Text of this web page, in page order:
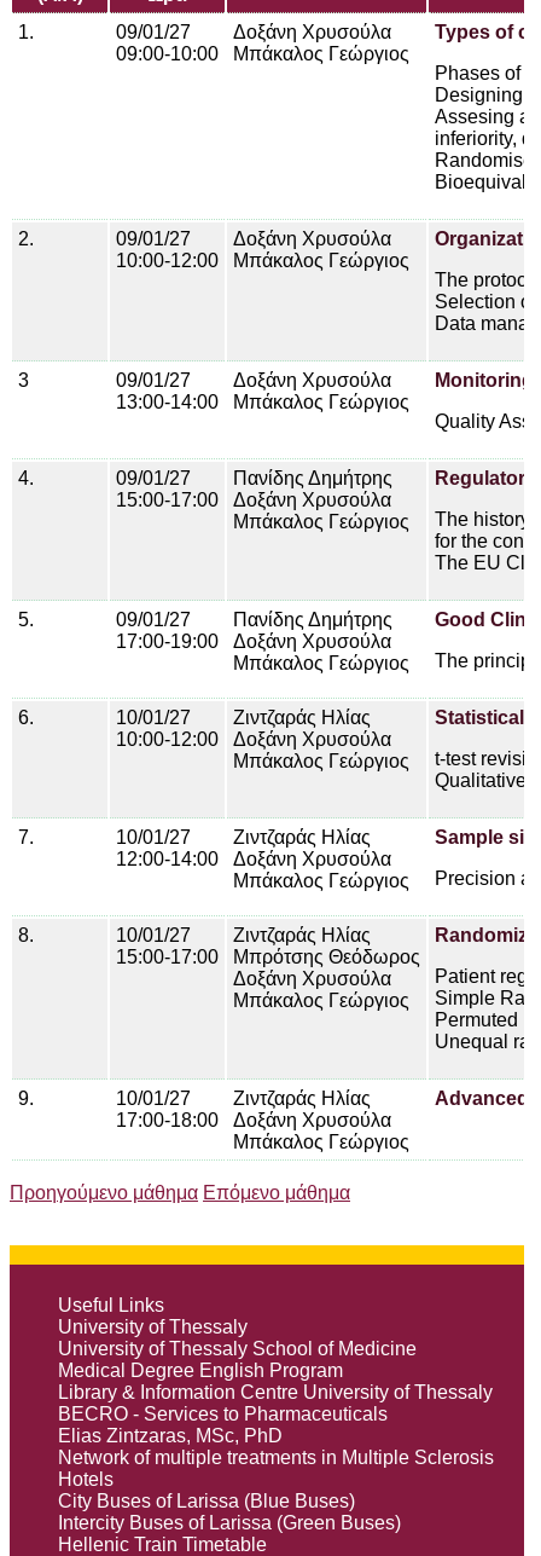
1.
09/01/27
09:00-10:00
Δοξάνη Χρυσούλα
Μπάκαλος Γεώργιος
Types of
Phases of
Designing
Assesing
inferiority,
2.
09/01/27
10:00-12:00
Δοξάνη Χρυσούλα
Μπάκαλος Γεώργιος
The protocol
Selection
Data
3
09/01/27
13:00-14:00
Δοξάνη Χρυσούλα
Μπάκαλος Γεώργιος
Monitoring
Quality
4.
09/01/27
15:00-17:00
Πανίδης Δημήτρης
Δοξάνη Χρυσούλα
Μπάκαλος Γεώργιος
The history
for the
The EU
5.
09/01/27
17:00-19:00
Πανίδης Δημήτρης
Δοξάνη Χρυσούλα
Μπάκαλος Γεώργιος
Good
The
6.
10/01/27
10:00-12:00
Ζιντζαράς Ηλίας
Δοξάνη Χρυσούλα
Μπάκαλος Γεώργιος
Statistical
t-test
Qualitative
7.
10/01/27
12:00-14:00
Ζιντζαράς Ηλίας
Δοξάνη Χρυσούλα
Μπάκαλος Γεώργιος
Sample
Precision
8.
10/01/27
15:00-17:00
Ζιντζαράς Ηλίας
Μπρότσης Θεόδωρος
Δοξάνη Χρυσούλα
Μπάκαλος Γεώργιος
Patient
Simple
Permuted
Unequal
9.
10/01/27
17:00-18:00
Ζιντζαράς Ηλίας
Δοξάνη Χρυσούλα
Μπάκαλος Γεώργιος
Advanced
Προηγούμενο μάθημα Επόμενο μάθημα
Useful Links
University of Thessaly
University of Thessaly School of Medicine
Medical Degree English Program
Library & Information Centre University of Thessaly
BECRO - Services to Pharmaceuticals
Elias Zintzaras, MSc, PhD
Network of multiple treatments in Multiple Sclerosis
Hotels
City Buses of Larissa (Blue Buses)
Intercity Buses of Larissa (Green Buses)
Hellenic Train Timetable